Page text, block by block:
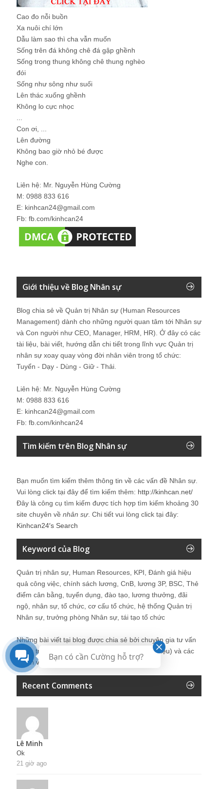
Cao đo nỗi buồn
Xa nuôi chí lớn
Dẫu làm sao thì cha vẫn muốn
Sống trên đá không chê đá gập ghềnh
Sống trong thung không chê thung nghèo
đói
Sống như sông như suối
Lên thác xuống ghềnh
Không lo cực nhọc
Con ơi, ...
Lên đường
Không bao giờ nhỏ bé được
Nghe con.
Liên hệ: Mr. Nguyễn Hùng Cường
M: 0988 833 616
E: kinhcan24@gmail.com
Fb: fb.com/kinhcan24
Giới thiệu về Blog Nhân sự
Blog chia sẻ về Quản trị Nhân sự (Human Resources
Management) dành cho những người quan tâm tới Nhân sự
và Con người như CEO, Manager, HRM, HR). Ở đây có các
tài liệu, bài viết, hướng dẫn chi tiết trong lĩnh vực Quản trị
nhân sự xoay quay vòng đời nhân viên trong tổ chức:
Tuyển - Dạy - Dùng - Giữ - Thải.
Liên hệ: Mr. Nguyễn Hùng Cường
M: 0988 833 616
E: kinhcan24@gmail.com
Fb: fb.com/kinhcan24
Tìm kiếm trên Blog Nhân sự
Bạn muốn tìm kiếm thêm thông tin về các vấn đề Nhân sự
Vui lòng click tại đây để tìm kiếm thêm: http://kinhcan.net/
Đây là công cụ tìm kiếm được tích hợp tìm kiếm khoảng 30
site chuyên về nhân sự. Chi tiết vui lòng click tại đây:
Kinhcan24′s Search
Keyword của Blog
Quản trị nhân sự, Human Resources, KPI, Đánh giá hiệu
quả công việc, chính sách lương, CnB, lương 3P, BSC, Thẻ
điểm cân bằng, tuyển dụng, đào tạo, lương thưởng, đãi
ngộ, nhân sự, tổ chức, cơ cấu tổ chức, hệ thống Quản trị
Nhân sự, trưởng phòng Nhân sự, tái tạo tổ chức
Những bài viết tại blog được chia sẻ bởi chuyên gia tư vấn
Quản trị Nhân sự Nguyễn Hùng Cường (
giới thiệu) và các
thành viên khác trong cộng đồng Nhân sự.
Recent Comments
Lê Minh
Ok
21 giờ ago
Bạn có cần Cường hỗ trợ?